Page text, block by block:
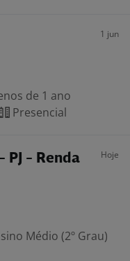
1 jun
de 1 ano
Presencial
PJ - Renda
Hoje
Médio (2º Grau)